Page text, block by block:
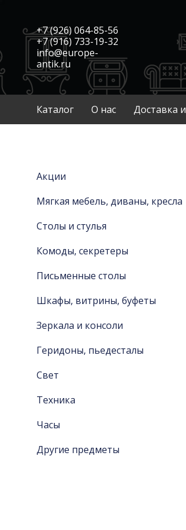
+7 (926) 064-85-56
+7 (916) 733-19-32
info@europe-
antik.ru
Каталог О нас Доставка
Акции
Мягкая мебель, диваны, кресла
Столы и стулья
Комоды, секретеры
Письменные столы
Шкафы, витрины, буфеты
Зеркала и консоли
Геридоны, пьедесталы
Свет
Техника
Часы
Другие предметы